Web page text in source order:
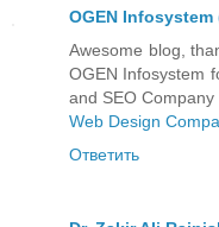
OGEN Infosystem
Awesome blog,
OGEN Infosystem
and SEO Company
Web Design
Ответить